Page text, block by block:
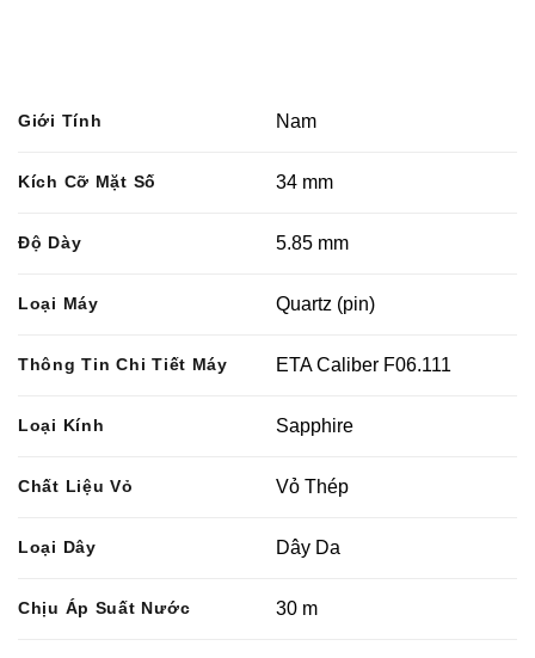
Giới Tính Nam
Kích Cỡ Mặt Số 34 mm
Độ Dày 5.85 mm
Loại Máy Quartz (pin)
Thông Tin Chi Tiết Máy ETA Caliber F06.111
Loại Kính Sapphire
Chất Liệu Vỏ Vỏ Thép
Loại Dây Dây Da
Chịu Áp Suất Nước 30 m